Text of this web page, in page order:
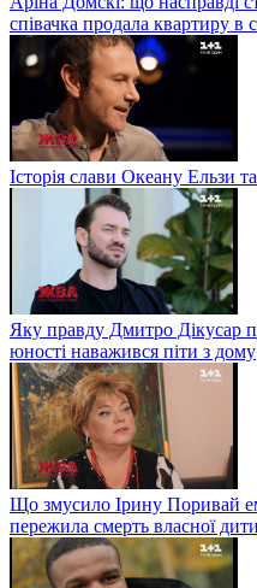
співачка продала квартиру в
Історія слави Океану Ельзи
Яку правду Дмитро Дікусар
юності наважився піти з дому
Що змусило Ірину Поривай
пережила смерть власної